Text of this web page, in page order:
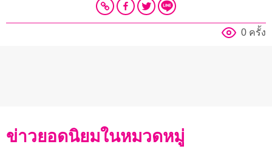
0 ครั้ง
ข่าวยอดนิยมในหมวดหมู่